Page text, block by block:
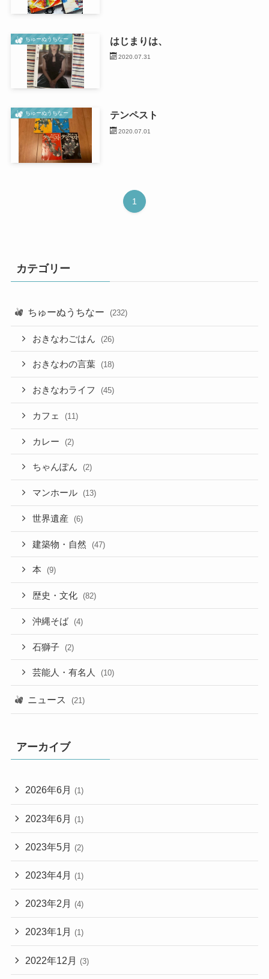
ちゅーぬうちなー はじまりは、
2020.07.31
ちゅーぬうちなー テンペスト
2020.07.01
1
カテゴリー
ちゅーぬうちなー (232)
おきなわごはん (26)
おきなわの言葉 (18)
おきなわライフ (45)
カフェ (11)
カレー (2)
ちゃんぽん (2)
マンホール (13)
世界遺産 (6)
建築物・自然 (47)
本 (9)
歴史・文化 (82)
沖縄そば (4)
石獅子 (2)
芸能人・有名人 (10)
ニュース (21)
アーカイブ
2026年6月 (1)
2023年6月 (1)
2023年5月 (2)
2023年4月 (1)
2023年2月 (4)
2023年1月 (1)
2022年12月 (3)